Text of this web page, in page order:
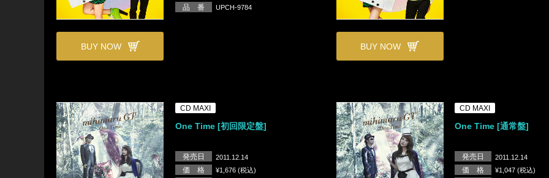
BUY NOW
品 番 UPCH-9784
BUY NOW
CD MAXI
One Time [初回限定盤]
発売日 2011.12.14
価 格 ¥1,676 (税込)
CD MAXI
One Time [通常盤]
発売日 2011.12.14
価 格 ¥1,047 (税込)